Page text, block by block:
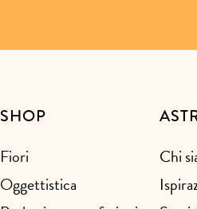
SHOP
Fiori
Oggettistica
Chi